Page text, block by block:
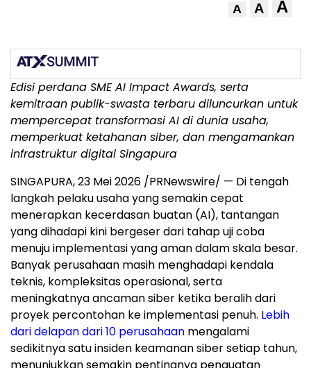
A A A
Edisi perdana SME AI Impact Awards, serta
kemitraan publik-swasta terbaru diluncurkan untuk
mempercepat transformasi AI di dunia usaha,
memperkuat ketahanan siber, dan mengamankan
infrastruktur digital Singapura
SINGAPURA, 23 Mei 2026 /PRNewswire/ — Di tengah
langkah pelaku usaha yang semakin cepat
menerapkan kecerdasan buatan (AI), tantangan
yang dihadapi kini bergeser dari tahap uji coba
menuju implementasi yang aman dalam skala besar.
Banyak perusahaan masih menghadapi kendala
teknis, kompleksitas operasional, serta
meningkatnya ancaman siber ketika beralih dari
proyek percontohan ke implementasi penuh. Lebih
dari delapan dari 10 perusahaan mengalami
sedikitnya satu insiden keamanan siber setiap tahun,